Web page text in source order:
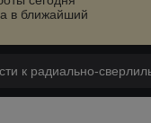
в ближайший
к радиально-